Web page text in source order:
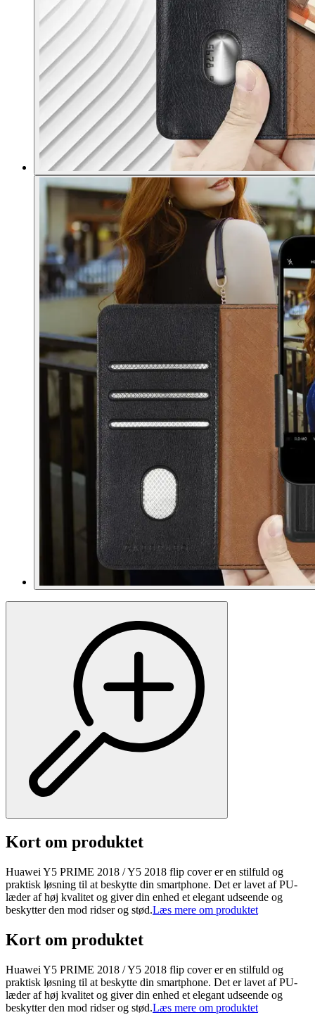
Kort om produktet
Huawei Y5 PRIME 2018 / Y5 2018 flip cover er en stilfuld og
praktisk løsning til at beskytte din smartphone. Det er lavet af PU-
læder af høj kvalitet og giver din enhed et elegant udseende og
beskytter den mod ridser og stød.Læs mere om produktet
Kort om produktet
Huawei Y5 PRIME 2018 / Y5 2018 flip cover er en stilfuld og
praktisk løsning til at beskytte din smartphone. Det er lavet af PU-
læder af høj kvalitet og giver din enhed et elegant udseende og
beskytter den mod ridser og stød.Læs mere om produktet